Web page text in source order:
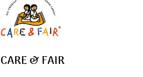
CARE & FAIR